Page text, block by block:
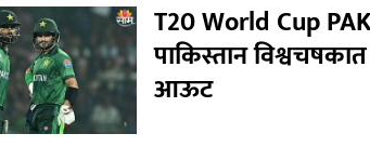
T20 World Cup
पाकिस्तान
आऊट